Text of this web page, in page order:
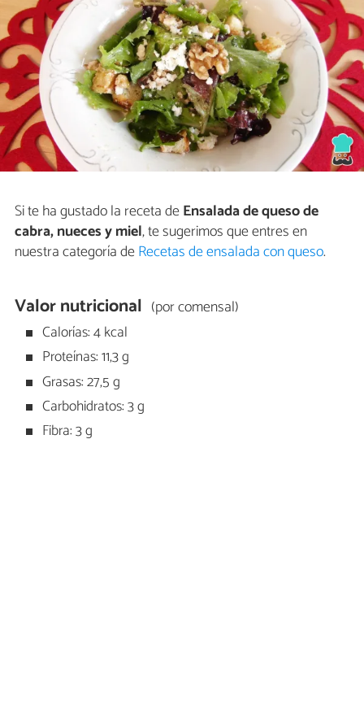
Si te ha gustado la receta deEnsalada de queso de
cabra, nueces y miel, te sugerimos que entres en
nuestra categoría deRecetas de ensalada con queso.
Valor nutricional (por comensal)
Calorías: 4 kcal
Proteínas: 11,3 g
Grasas: 27,5 g
Carbohidratos: 3 g
Fibra: 3 g